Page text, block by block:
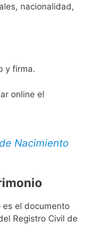
nacionalidad,
y firma.
online el
Nacimiento
el documento
Registro Civil de